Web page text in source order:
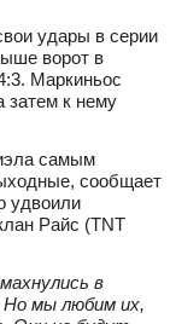
удары в серии
ворот в
Маркиньос
затем к нему
самым
сообщает
удвоили
Райс (TNT
в
Но мы любим их,